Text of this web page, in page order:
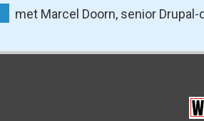
met Marcel Doorn, senior